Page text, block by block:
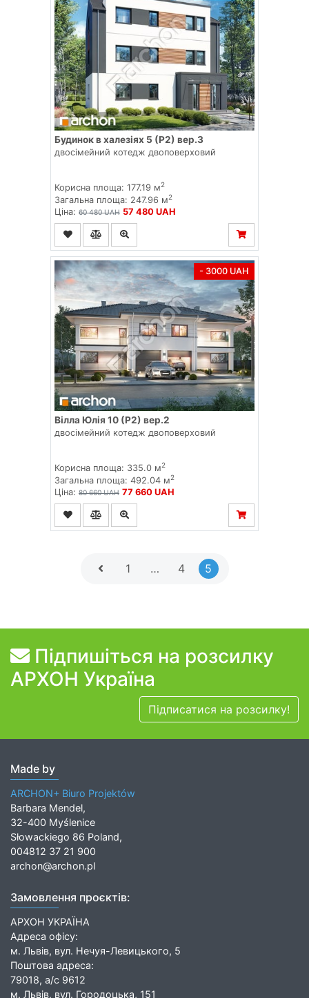
Будинок в халезіях 5 (Р2) вер.3
двосімейний котедж двоповерховий
Корисна площа: 177.19 м2
Загальна площа: 247.96 м2
Ціна: 60 480 UAH 57 480 UAH
- 3000 UAH
Вілла Юлія 10 (Р2) вер.2
двосімейний котедж двоповерховий
Корисна площа: 335.0 м2
Загальна площа: 492.04 м2
Ціна: 80 660 UAH 77 660 UAH
1 … 4 5
Підпишіться на розсилку
АРХОН Україна
Підписатися на розсилку!
Made by
ARCHON+ Biuro Projektów
Barbara Mendel,
32-400 Myślenice
Słowackiego 86 Poland,
004812 37 21 900
archon@archon.pl
Замовлення проєктів:
АРХОН УКРАЇНА
Адреса офісу:
м. Львів, вул. Нечуя-Левицького, 5
Поштова адреса:
79018, а/с 9612
м. Львів, вул. Городоцька, 151